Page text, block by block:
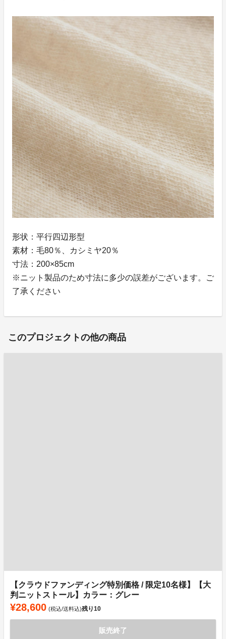
形状：平行四辺形型
素材：毛80％、カシミヤ20％
寸法：200×85cm
※ニット製品のため寸法に多少の誤差がございます。ご
了承ください
このプロジェクトの他の商品
【クラウドファンディング特別価格 / 限定10名様】【大
判ニットストール】カラー：グレー
¥28,600 (税込/送料込)残り10
販売終了